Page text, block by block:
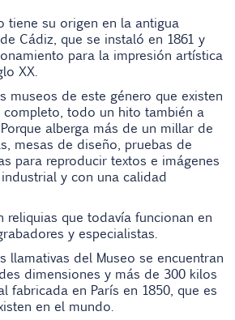
tiene su origen en la antigua
Cádiz, que se instaló en 1861 y
para la impresión artística
XX.
museos de este género que existen
completo, todo un hito también a
alberga más de un millar de
mesas de diseño, pruebas de
para reproducir textos e imágenes
y con una calidad
reliquias que todavía funcionan en
y especialistas.
llamativas del Museo se encuentran
dimensiones y más de 300 kilos
fabricada en París en 1850, que es
en el mundo.